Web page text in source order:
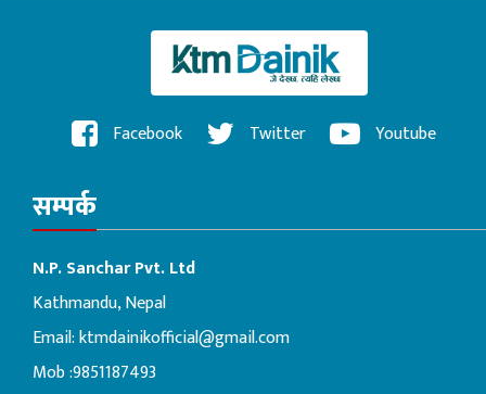
Facebook Twitter Youtube
सम्पर्क
N.P. Sanchar Pvt. Ltd
Kathmandu, Nepal
Email:ktmdainikofficial@gmail.com
Mob :9851187493